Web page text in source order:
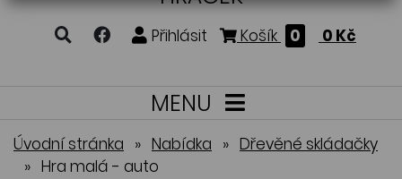
Přihlásit Košík 0 0 Kč
MENU
Úvodní stránka » Nabídka » Dřevěné skládačky
» Hra malá - auto